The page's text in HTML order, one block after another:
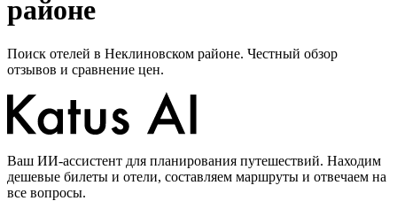
районе
Поиск отелей в Неклиновском районе. Честный обзор
отзывов и сравнение цен.
Ваш ИИ-ассистент для планирования путешествий. Находим
дешевые билеты и отели, составляем маршруты и отвечаем на
все вопросы.